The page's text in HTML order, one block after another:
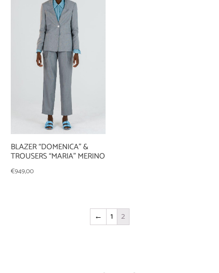
BLAZER “DOMENICA” &
TROUSERS “MARIA” MERINO
€949,00
← 1 2